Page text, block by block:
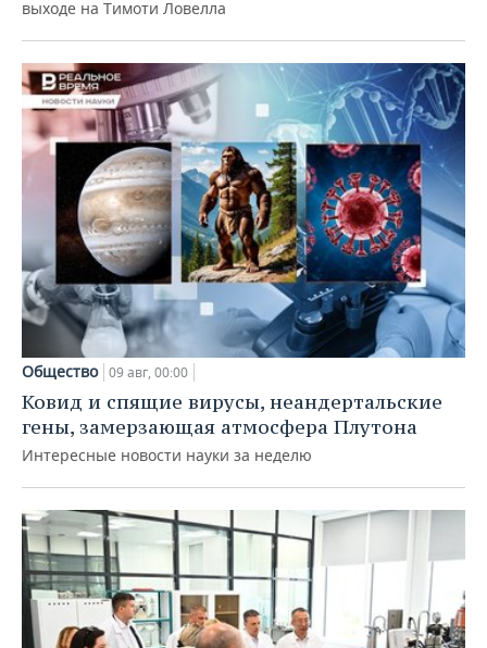
выходе на Тимоти Ловелла
Общество 09 авг, 00:00
Ковид и спящие вирусы, неандертальские
гены, замерзающая атмосфера Плутона
Интересные новости науки за неделю